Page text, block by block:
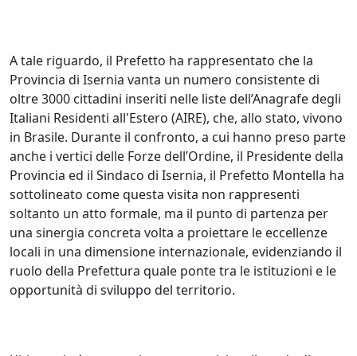
A tale riguardo, il Prefetto ha rappresentato che la
Provincia di Isernia vanta un numero consistente di
oltre 3000 cittadini inseriti nelle liste dell’Anagrafe degli
Italiani Residenti all'Estero (AIRE), che, allo stato, vivono
in Brasile. Durante il confronto, a cui hanno preso parte
anche i vertici delle Forze dell’Ordine, il Presidente della
Provincia ed il Sindaco di Isernia, il Prefetto Montella ha
sottolineato come questa visita non rappresenti
soltanto un atto formale, ma il punto di partenza per
una sinergia concreta volta a proiettare le eccellenze
locali in una dimensione internazionale, evidenziando il
ruolo della Prefettura quale ponte tra le istituzioni e le
opportunità di sviluppo del territorio.